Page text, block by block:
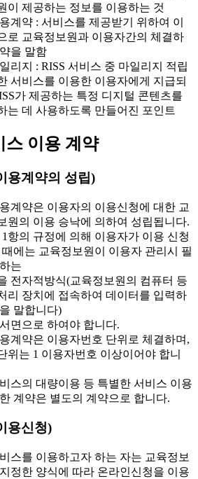
이 제공하는 정보를 이용하는 것
계약 : 서비스를 제공받기 위하여 이
로 교육정보원과 이용자간의 체결하
을 말함
리지 : RISS 서비스 중 마일리지 적립
서비스를 이용한 이용자에게 지급되
가 제공하는 특정 디지털 콘텐츠를
는 데 사용하도록 만들어진 포인트
스 이용 계약
용계약의 성립)
계약은 이용자의 이용신청에 대한 교
원의 이용 승낙에 의하여 성립됩니다.
항의 규정에 의해 이용자가 이용 신청
때에는 교육정보원이 이용자 관리시 필
는
전자적방식(교육정보원의 컴퓨터 등
리 장치에 접속하여 데이터를 입력하
말합니다)
면으로 하여야 합니다.
계약은 이용자번호 단위로 체결하며,
위는 1 이용자번호 이상이어야 합니
스의 대량이용 등 특별한 서비스 이용
계약은 별도의 계약으로 합니다.
용신청)
스를 이용하고자 하는 자는 교육정보
정한 양식에 따라 온라인신청을 이용